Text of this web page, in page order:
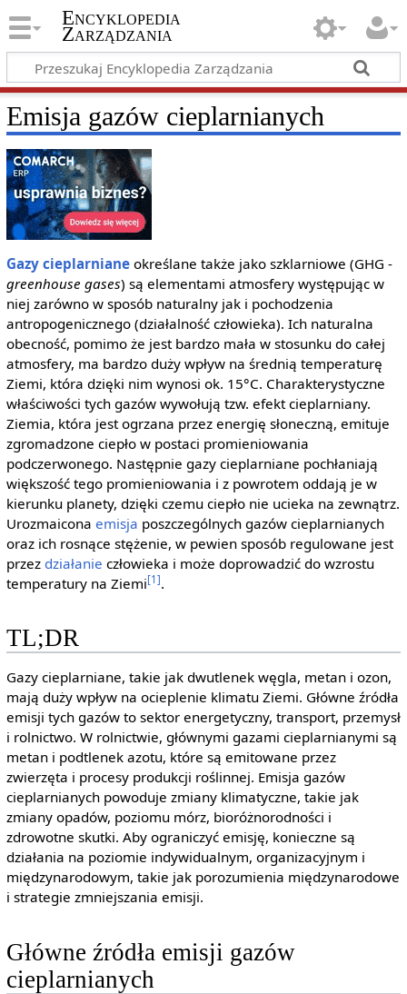
Encyklopedia
Zarządzania
Emisja gazów cieplarnianych
Gazy cieplarnianeokreślane także jako szklarniowe (GHG -
greenhouse gases) są elementami atmosfery występując w
niej zarówno w sposób naturalny jak i pochodzenia
antropogenicznego (działalność człowieka). Ich naturalna
obecność, pomimo że jest bardzo mała w stosunku do całej
atmosfery, ma bardzo duży wpływ na średnią temperaturę
Ziemi, która dzięki nim wynosi ok. 15°C. Charakterystyczne
właściwości tych gazów wywołują tzw. efekt cieplarniany.
Ziemia, która jest ogrzana przez energię słoneczną, emituje
zgromadzone ciepło w postaci promieniowania
podczerwonego. Następnie gazy cieplarniane pochłaniają
większość tego promieniowania i z powrotem oddają je w
kierunku planety, dzięki czemu ciepło nie ucieka na zewnątrz.
Urozmaicona emisja poszczególnych gazów cieplarnianych
oraz ich rosnące stężenie, w pewien sposób regulowane jest
przez działanie człowieka i może doprowadzić do wzrostu
temperatury na Ziemi[1].
TL;DR
Gazy cieplarniane, takie jak dwutlenek węgla, metan i ozon,
mają duży wpływ na ocieplenie klimatu Ziemi. Główne źródła
emisji tych gazów to sektor energetyczny, transport, przemysł
i rolnictwo. W rolnictwie, głównymi gazami cieplarnianymi są
metan i podtlenek azotu, które są emitowane przez
zwierzęta i procesy produkcji roślinnej. Emisja gazów
cieplarnianych powoduje zmiany klimatyczne, takie jak
zmiany opadów, poziomu mórz, bioróżnorodności i
zdrowotne skutki. Aby ograniczyć emisję, konieczne są
działania na poziomie indywidualnym, organizacyjnym i
międzynarodowym, takie jak porozumienia międzynarodowe
i strategie zmniejszania emisji.
Główne źródła emisji gazów
cieplarnianych